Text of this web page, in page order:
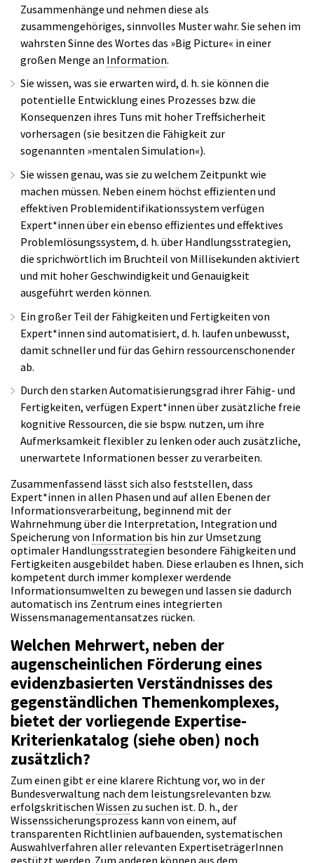
Zusammenhänge und nehmen diese als
zusammengehöriges, sinnvolles Muster wahr. Sie sehen im
wahrsten Sinne des Wortes das »Big Picture« in einer
großen Menge an Information.
Sie wissen, was sie erwarten wird, d. h. sie können die
potentielle Entwicklung eines Prozesses bzw. die
Konsequenzen ihres Tuns mit hoher Treffsicherheit
vorhersagen (sie besitzen die Fähigkeit zur
sogenannten »mentalen Simulation«).
Sie wissen genau, was sie zu welchem Zeitpunkt wie
machen müssen. Neben einem höchst effizienten und
effektiven Problemidentifikationssystem verfügen
Expert*innen über ein ebenso effizientes und effektives
Problemlösungssystem, d. h. über Handlungsstrategien,
die sprichwörtlich im Bruchteil von Millisekunden aktiviert
und mit hoher Geschwindigkeit und Genauigkeit
ausgeführt werden können.
Ein großer Teil der Fähigkeiten und Fertigkeiten von
Expert*innen sind automatisiert, d. h. laufen unbewusst,
damit schneller und für das Gehirn ressourcenschonender
ab.
Durch den starken Automatisierungsgrad ihrer Fähig- und
Fertigkeiten, verfügen Expert*innen über zusätzliche freie
kognitive Ressourcen, die sie bspw. nutzen, um ihre
Aufmerksamkeit flexibler zu lenken oder auch zusätzliche,
unerwartete Informationen besser zu verarbeiten.
Zusammenfassend lässt sich also feststellen, dass
Expert*innen in allen Phasen und auf allen Ebenen der
Informationsverarbeitung, beginnend mit der
Wahrnehmung über die Interpretation, Integration und
Speicherung von Information bis hin zur Umsetzung
optimaler Handlungsstrategien besondere Fähigkeiten und
Fertigkeiten ausgebildet haben. Diese erlauben es Ihnen, sich
kompetent durch immer komplexer werdende
Informationsumwelten zu bewegen und lassen sie dadurch
automatisch ins Zentrum eines integrierten
Wissensmanagementansatzes rücken.
Welchen Mehrwert, neben der
augenscheinlichen Förderung eines
evidenzbasierten Verständnisses des
gegenständlichen Themenkomplexes,
bietet der vorliegende Expertise-
Kriterienkatalog (siehe oben) noch
zusätzlich?
Zum einen gibt er eine klarere Richtung vor, wo in der
Bundesverwaltung nach dem leistungsrelevanten bzw.
erfolgskritischen Wissen zu suchen ist. D. h., der
Wissenssicherungsprozess kann von einem, auf
transparenten Richtlinien aufbauenden, systematischen
Auswahlverfahren aller relevanten ExpertiseträgerInnen